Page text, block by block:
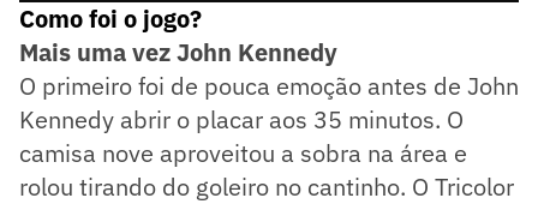
Como foi o jogo?
Mais uma vez John Kennedy
O primeiro foi de pouca emoção antes de John
Kennedy abrir o placar aos 35 minutos. O
camisa nove aproveitou a sobra na área e
rolou tirando do goleiro no cantinho. O Tricolor